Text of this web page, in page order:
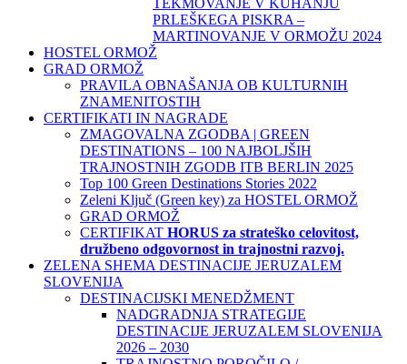
TEKMOVANJE V KUHANJU
PRLEŠKEGA PISKRA –
MARTINOVANJE V ORMOŽU 2024
HOSTEL ORMOŽ
GRAD ORMOŽ
PRAVILA OBNAŠANJA OB KULTURNIH
ZNAMENITOSTIH
CERTIFIKATI IN NAGRADE
ZMAGOVALNA ZGODBA | GREEN
DESTINATIONS – 100 NAJBOLJŠIH
TRAJNOSTNIH ZGODB ITB BERLIN 2025
Top 100 Green Destinations Stories 2022
Zeleni Ključ (Green key) za HOSTEL ORMOŽ
GRAD ORMOŽ
CERTIFIKAT HORUS za strateško celovitost,
družbeno odgovornost in trajnostni razvoj.
ZELENA SHEMA DESTINACIJE JERUZALEM
SLOVENIJA
DESTINACIJSKI MENEDŽMENT
NADGRADNJA STRATEGIJE
DESTINACIJE JERUZALEM SLOVENIJA
2026 – 2030